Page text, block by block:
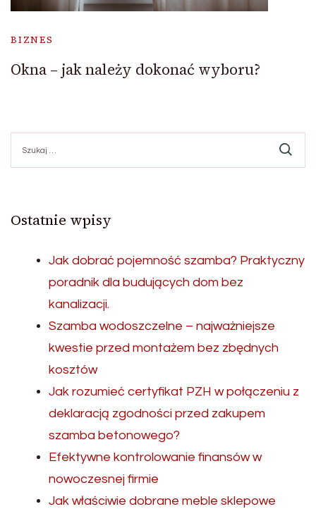
BIZNES
Okna – jak należy dokonać wyboru?
Ostatnie wpisy
Jak dobrać pojemność szamba? Praktyczny
poradnik dla budujących dom bez
kanalizacji.
Szamba wodoszczelne – najważniejsze
kwestie przed montażem bez zbędnych
kosztów
Jak rozumieć certyfikat PZH w połączeniu z
deklaracją zgodności przed zakupem
szamba betonowego?
Efektywne kontrolowanie finansów w
nowoczesnej firmie
Jak właściwie dobrane meble sklepowe